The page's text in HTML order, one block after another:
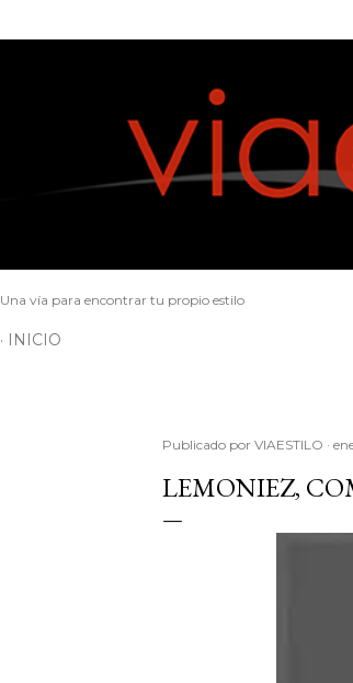
Una vía para encontrar tu propio estilo
INICIO
Publicado por VIAESTILO
LEMONIEZ,